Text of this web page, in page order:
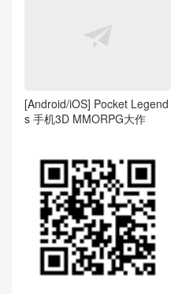
[Android/iOS] Pocket Legend
s 手机3D MMORPG大作